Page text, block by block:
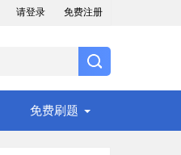
请登录 免费注册
免费刷题